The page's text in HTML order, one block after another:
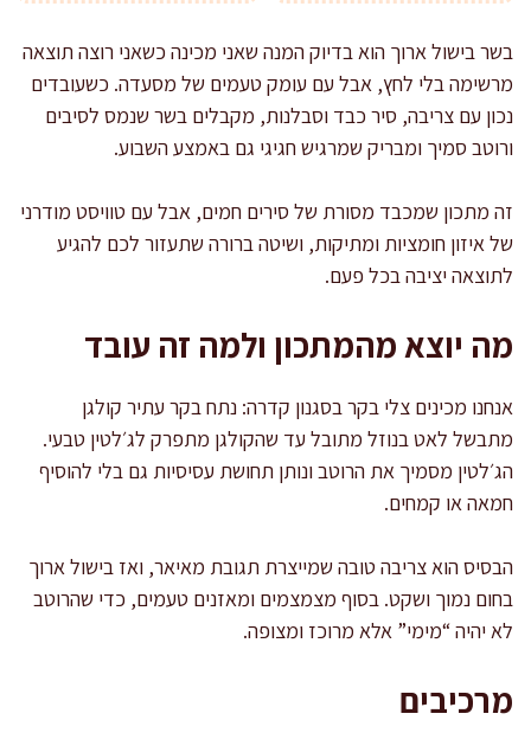
בשר בישול ארוך הוא בדיוק המנה שאני מכינה כשאני רוצה תוצאה
מרשימה בלי לחץ, אבל עם עומק טעמים של מסעדה. כשעובדים
נכון עם צריבה, סיר כבד וסבלנות, מקבלים בשר שנמס לסיבים
ורוטב סמיך ומבריק שמרגיש חגיגי גם באמצע השבוע.
זה מתכון שמכבד מסורת של סירים חמים, אבל עם טוויסט מודרני
של איזון חומציות ומתיקות, ושיטה ברורה שתעזור לכם להגיע
לתוצאה יציבה בכל פעם.
מה יוצא מהמתכון ולמה זה עובד
אנחנו מכינים צלי בקר בסגנון קדרה: נתח בקר עתיר קולגן
מתבשל לאט בנוזל מתובל עד שהקולגן מתפרק לג׳לטין טבעי.
הג׳לטין מסמיך את הרוטב ונותן תחושת עסיסיות גם בלי להוסיף
חמאה או קמחים.
הבסיס הוא צריבה טובה שמייצרת תגובת מאיאר, ואז בישול ארוך
בחום נמוך ושקט. בסוף מצמצמים ומאזנים טעמים, כדי שהרוטב
לא יהיה “מימי” אלא מרוכז ומצופה.
מרכיבים